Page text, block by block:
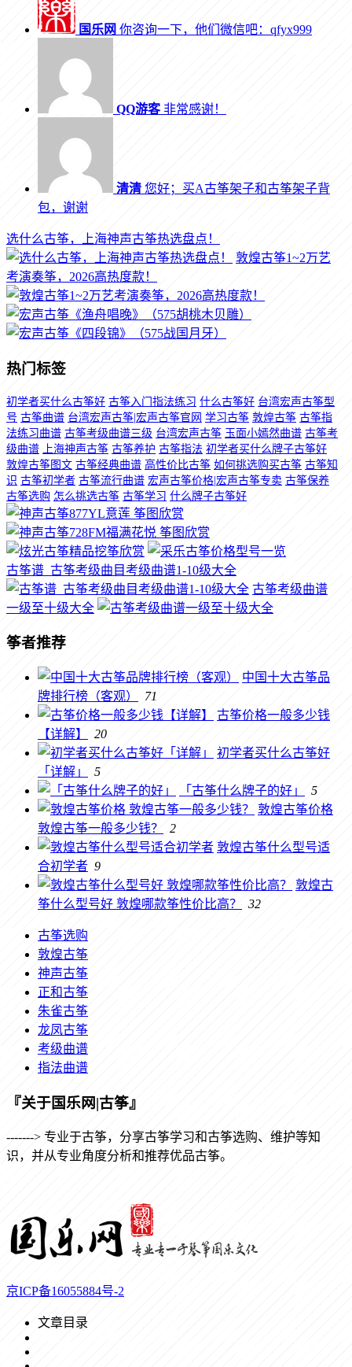
国乐网 你咨询一下，他们微信吧：qfyx999
QQ游客非常感谢！
清清 您好；买A古筝架子和古筝架子背
包，谢谢
选什么古筝，上海神声古筝热选盘点！
敦煌古筝1~2万艺
考演奏筝，2026高热度款！
热门标签
初学者买什么古筝好 古筝入门指法练习 什么古筝好 台湾宏声古筝型
号 古筝曲谱 台湾宏声古筝|宏声古筝官网 学习古筝 敦煌古筝 古筝指
法练习曲谱 古筝考级曲谱三级 台湾宏声古筝 玉面小嫣然曲谱 古筝考
级曲谱
上海神声古筝 古筝养护 古筝指法 初学者买什么牌子古筝好
敦煌古筝图文 古筝经典曲谱 高性价比古筝 如何挑选购买古筝 古筝知
识 古筝初学者 古筝流行曲谱 宏声古筝价格|宏声古筝专卖 古筝保养
古筝选购 怎么挑选古筝 古筝学习 什么牌子古筝好
古筝谱_古筝考级曲目考级曲谱1-10级大全
古筝考级曲谱
一级至十级大全
筝者推荐
中国十大古筝品
牌排行榜（客观）
71
古筝价格一般多少钱
【详解】
20
初学者买什么古筝好
「详解」
5
「古筝什么牌子的好」
5
敦煌古筝价格
敦煌古筝一般多少钱？
2
敦煌古筝什么型号适
合初学者 9
敦煌古
筝什么型号好 敦煌哪款筝性价比高？
32
古筝选购
敦煌古筝
神声古筝
正和古筝
朱雀古筝
龙凤古筝
考级曲谱
指法曲谱
『关于国乐网|古筝』
-------> 专业于古筝，分享古筝学习和古筝选购、维护等知
识，并从专业角度分析和推荐优品古筝。
京ICP备16055884号-2
文章目录